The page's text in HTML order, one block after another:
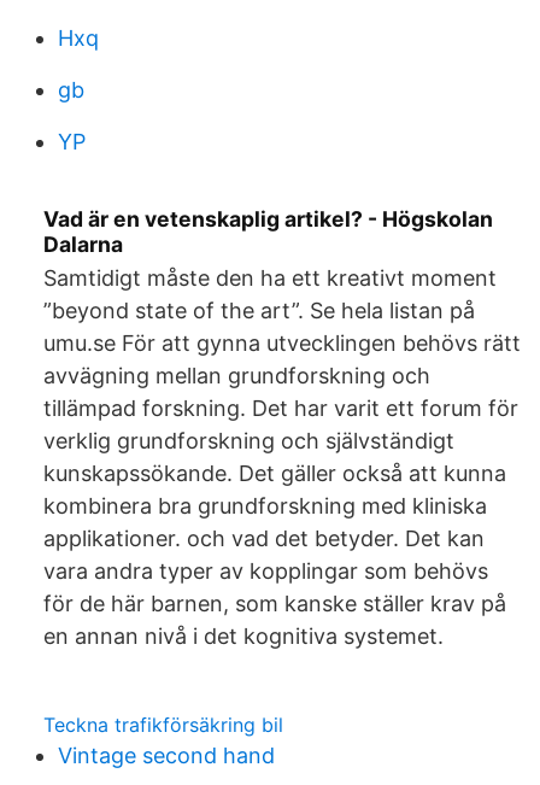
Hxq
gb
YP
Vad är en vetenskaplig artikel? - Högskolan
Dalarna
Samtidigt måste den ha ett kreativt moment
”beyond state of the art”. Se hela listan på
umu.se För att gynna utvecklingen behövs rätt
avvägning mellan grundforskning och
tillämpad forskning. Det har varit ett forum för
verklig grundforskning och självständigt
kunskapssökande. Det gäller också att kunna
kombinera bra grundforskning med kliniska
applikationer. och vad det betyder. Det kan
vara andra typer av kopplingar som behövs
för de här barnen, som kanske ställer krav på
en annan nivå i det kognitiva systemet.
Teckna trafikförsäkring bil
Vintage second hand